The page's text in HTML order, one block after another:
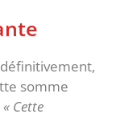
somme
« Cette